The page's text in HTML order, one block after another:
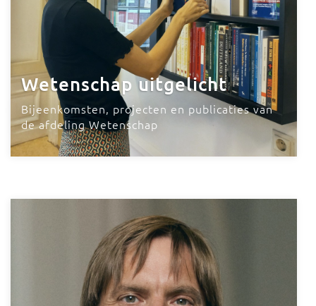
Wetenschap uitgelicht
Bijeenkomsten, projecten en publicaties van
de afdeling Wetenschap